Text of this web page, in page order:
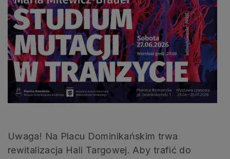
Uwaga! Na Placu Dominikańskim trwa
rewitalizacja Hali Targowej. Aby trafić do